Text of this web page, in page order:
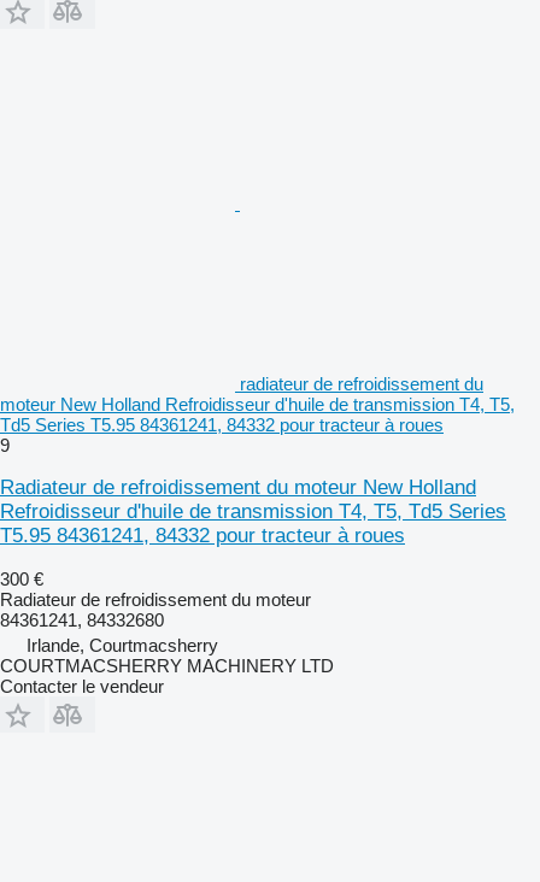
radiateur de refroidissement du
moteur New Holland Refroidisseur d'huile de transmission T4, T5,
Td5 Series T5.95 84361241, 84332 pour tracteur à roues
9
Radiateur de refroidissement du moteur New Holland
Refroidisseur d'huile de transmission T4, T5, Td5 Series
T5.95 84361241, 84332 pour tracteur à roues
300 €
Radiateur de refroidissement du moteur
84361241, 84332680
Irlande, Courtmacsherry
COURTMACSHERRY MACHINERY LTD
Contacter le vendeur